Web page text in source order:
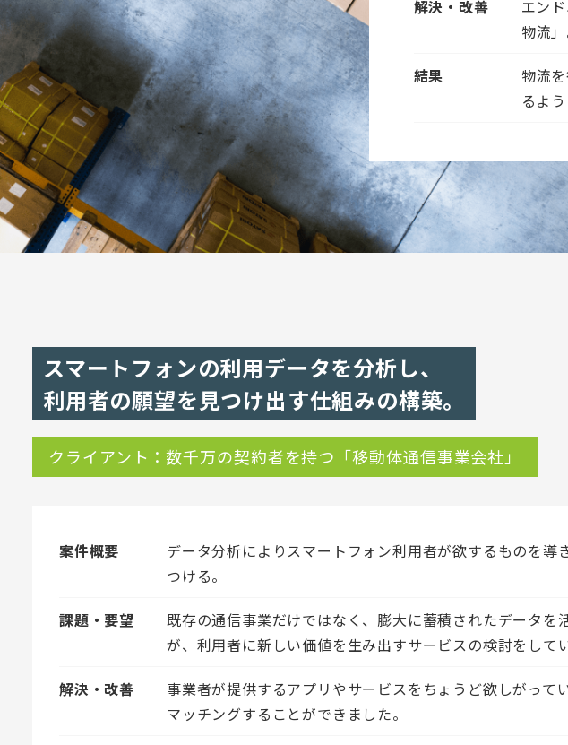
解決・改善
エン
物流」
結果
物流
るよ
スマートフォンの利用データを分析し、
利用者の願望を見つけ出す仕組みの構築。
クライアント：数千万の契約者を持つ「移動体通信事業会社」
案件概要
データ分析によりスマートフォン利用者が欲するものを導
つける。
課題・要望
既存の通信事業だけではなく、膨大に蓄積されたデータを
が、利用者に新しい価値を生み出すサービスの検討をして
解決・改善
事業者が提供するアプリやサービスをちょうど欲しがって
マッチングすることができました。